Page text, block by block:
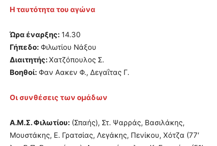
Η ταυτότητα του αγώνα
Ώρα έναρξης: 14.30
Γήπεδο: Φιλωτίου Νάξου
Διαιτητής:Χατζόπουλος Σ.
Βοηθοί: Φαν Αακεν Φ., Δεγαΐτας Γ.
Οι συνθέσεις των ομάδων
Α.Μ.Σ. Φιλωτίου: (Σπαής), Στ. Ψαρράς, Βασιλάκης,
Μουστάκης, Ε. Γρατσίας, Λεγάκης, Πενίκου, Χότζα (77′